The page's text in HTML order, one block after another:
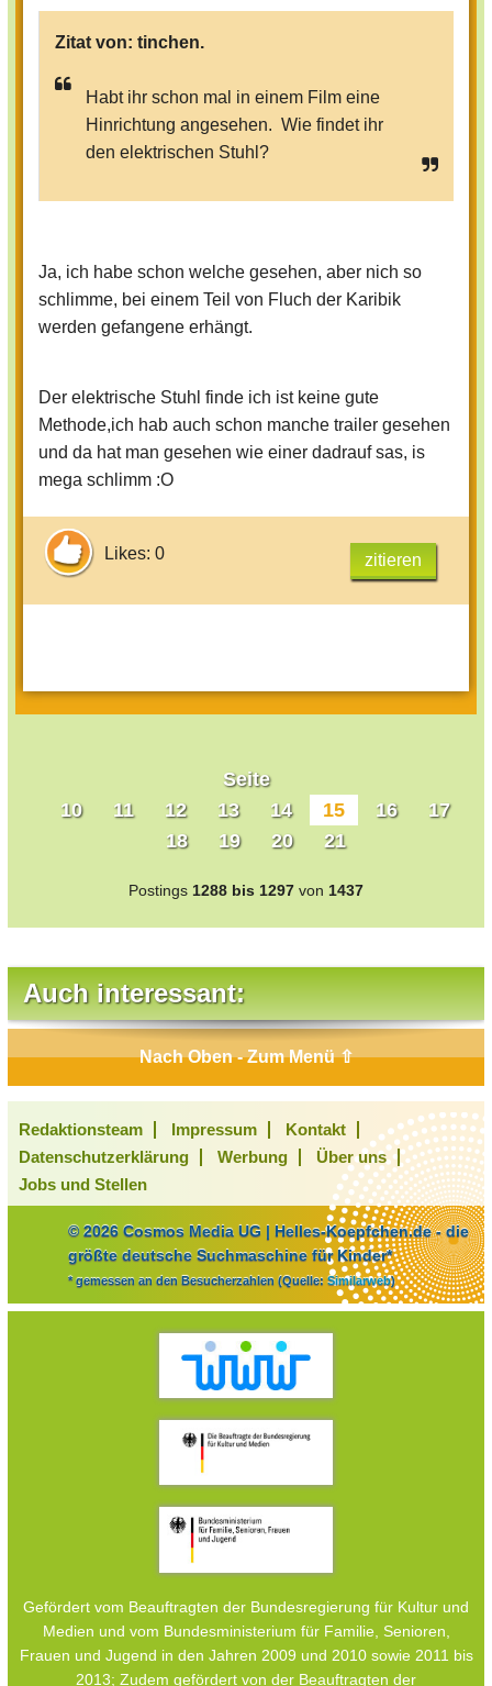
Zitat von: tinchen.
Habt ihr schon mal in einem Film eine
Hinrichtung angesehen. Wie findet ihr
den elektrischen Stuhl?
Ja, ich habe schon welche gesehen, aber nich so
schlimme, bei einem Teil von Fluch der Karibik
werden gefangene erhängt.
Der elektrische Stuhl finde ich ist keine gute
Methode,ich hab auch schon manche trailer gesehen
und da hat man gesehen wie einer dadrauf sas, is
mega schlimm :O
Likes: 0 zitieren
Seite
10
11 12 13 14 15 16
17
18
19 20 21
Postings 1288 bis 1297 von 1437
Auch interessant:
Nach Oben - Zum Menü ⇧
Redaktionsteam Impressum
Kontakt
Datenschutzerklärung
Werbung
Über uns
Jobs und Stellen
© 2026 Cosmos Media UG | Helles-Koepfchen.de - die
größte deutsche Suchmaschine für Kinder*
* gemessen an den Besucherzahlen (Quelle: Similarweb)
Gefördert vom Beauftragten der Bundesregierung für Kultur und
Medien und vom Bundesministerium für Familie, Senioren,
Frauen und Jugend in den Jahren 2009 und 2010 sowie 2011 bis
2013; Zudem gefördert von der Beauftragten der